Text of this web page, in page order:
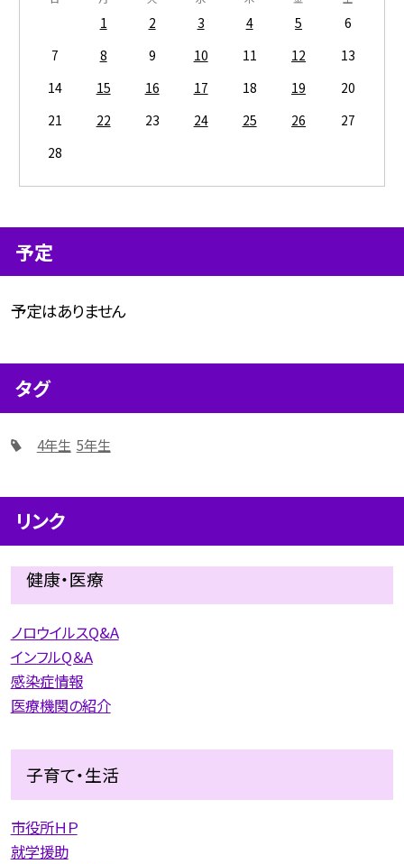
1 2 3 4 5
6
7
8 9 10 11 12
13
14
15 16 17 18 19
20
21
22 23 24 25 26
27
28
予定
予定はありません
タグ
4年生 5年生
リンク
健康・医療
ノロウイルスQ&A
インフルQ＆A
感染症情報
医療機関の紹介
子育て・生活
市役所ＨＰ
就学援助